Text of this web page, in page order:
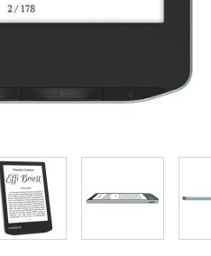
imageView larger image